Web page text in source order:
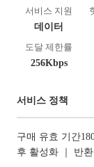
서비스 지원
데이터
도달 제한률
256Kbps
서비스 정책
구매 유효 기간
후 활성화 ｜ 반